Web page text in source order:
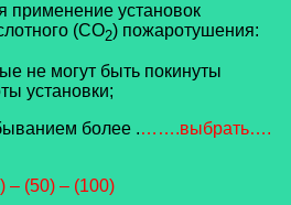
применение установок
(CO2) пожаротушения:
не могут быть покинуты
установки;
более .…….выбрать….
– (50) – (100)